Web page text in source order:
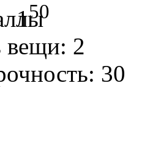
150
вещи: 2
30